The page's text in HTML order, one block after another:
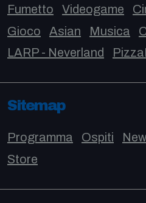
Fumetto Videogame
Gioco
Asian Musica
LARP - Neverland
Sitemap
Programma Ospiti
Store